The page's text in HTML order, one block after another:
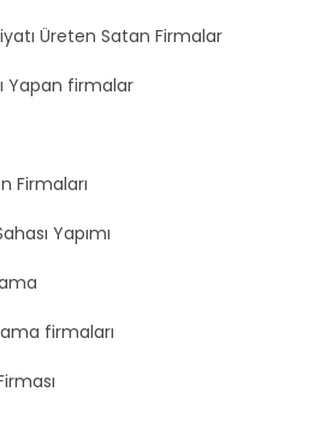
Üreten Satan Firmalar
Yapan firmalar
Firmaları
Yapımı
firmaları